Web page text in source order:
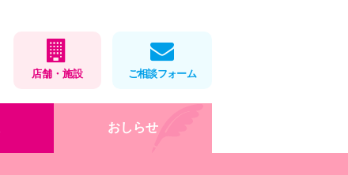
店舗・施設 ご相談フォーム
おしらせ